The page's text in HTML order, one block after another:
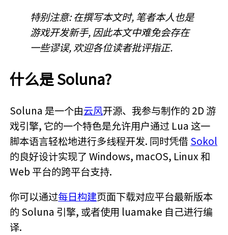
特别注意: 在撰写本文时, 笔者本人也是
游戏开发新手, 因此本文中难免会存在
一些谬误, 欢迎各位读者批评指正.
什么是 Soluna?
Soluna 是一个由云风开源、我参与制作的 2D 游
戏引擎, 它的一个特色是允许用户通过 Lua 这一
脚本语言轻松地进行多线程开发. 同时凭借Sokol
的良好设计实现了 Windows, macOS, Linux 和
Web 平台的跨平台支持.
你可以通过每日构建页面下载对应平台最新版本
的 Soluna 引擎, 或者使用 luamake 自己进行编
译.